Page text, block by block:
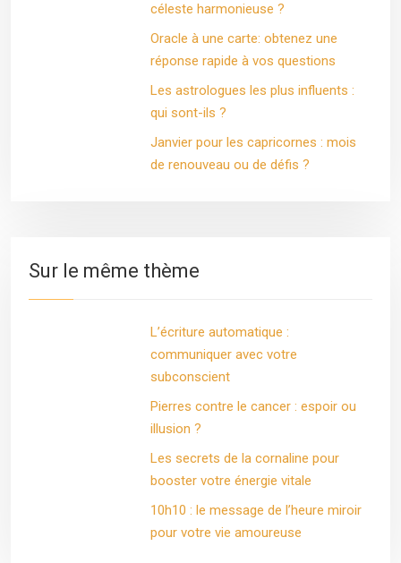
céleste harmonieuse ?
Oracle à une carte: obtenez une
réponse rapide à vos questions
Les astrologues les plus influents :
qui sont-ils ?
Janvier pour les capricornes : mois
de renouveau ou de défis ?
Sur le même thème
L’écriture automatique :
communiquer avec votre
subconscient
Pierres contre le cancer : espoir ou
illusion ?
Les secrets de la cornaline pour
booster votre énergie vitale
10h10 : le message de l’heure miroir
pour votre vie amoureuse